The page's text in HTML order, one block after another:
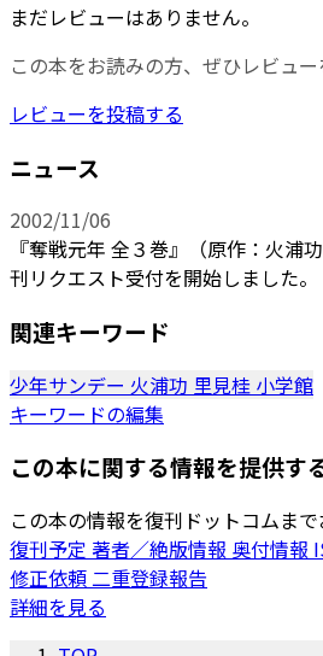
まだレビューはありません。
この本をお読みの方、ぜひレビュー
レビューを投稿する
ニュース
2002/11/06
『奪戦元年 全３巻』（原作：火浦
刊リクエスト受付を開始しました。
関連キーワード
少年サンデー 火浦功 里見桂 小学館
キーワードの編集
この本に関する情報を提供す
この本の情報を復刊ドットコムま
復刊予定 著者／絶版情報 奥付情報
修正依頼二重登録報告
詳細を見る